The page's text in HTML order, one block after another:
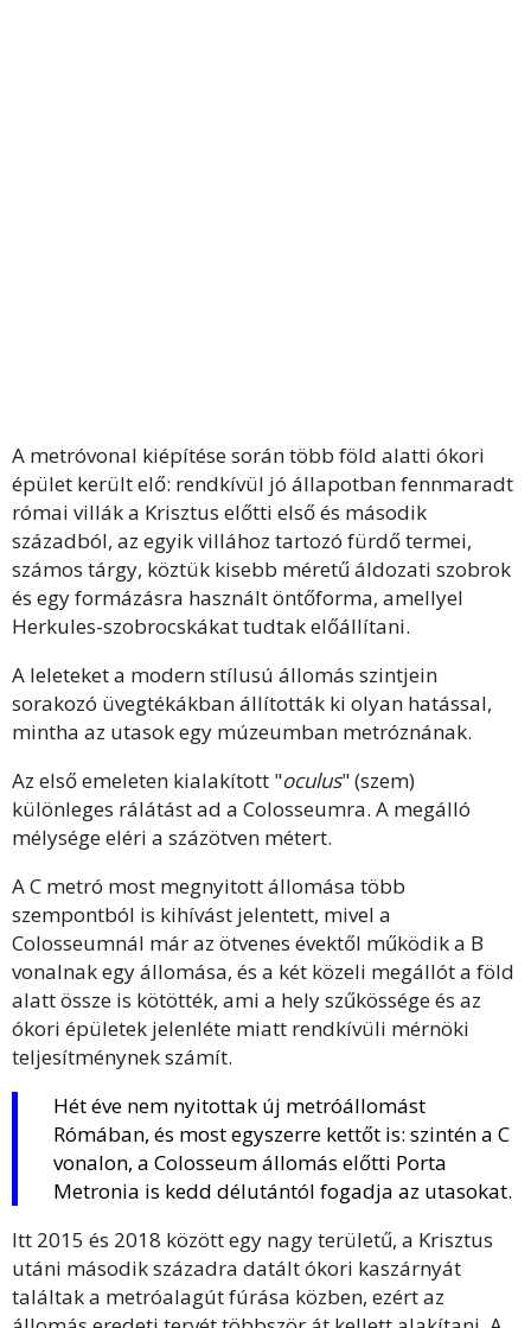
A metróvonal kiépítése során több föld alatti ókori
épület került elő: rendkívül jó állapotban fennmaradt
római villák a Krisztus előtti első és második
századból, az egyik villához tartozó fürdő termei,
számos tárgy, köztük kisebb méretű áldozati szobrok
és egy formázásra használt öntőforma, amellyel
Herkules-szobrocskákat tudtak előállítani.
A leleteket a modern stílusú állomás szintjein
sorakozó üvegtékákban állították ki olyan hatással,
mintha az utasok egy múzeumban metróznának.
Az első emeleten kialakított "oculus" (szem)
különleges rálátást ad a Colosseumra. A megálló
mélysége eléri a százötven métert.
A C metró most megnyitott állomása több
szempontból is kihívást jelentett, mivel a
Colosseumnál már az ötvenes évektől működik a B
vonalnak egy állomása, és a két közeli megállót a föld
alatt össze is kötötték, ami a hely szűkössége és az
ókori épületek jelenléte miatt rendkívüli mérnöki
teljesítménynek számít.
Hét éve nem nyitottak új metróállomást
Rómában, és most egyszerre kettőt is: szintén a C
vonalon, a Colosseum állomás előtti Porta
Metronia is kedd délutántól fogadja az utasokat.
Itt 2015 és 2018 között egy nagy területű, a Krisztus
utáni második századra datált ókori kaszárnyát
találtak a metróalagút fúrása közben, ezért az